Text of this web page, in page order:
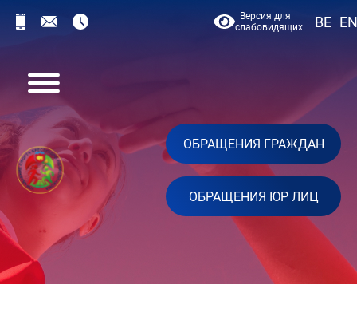
Версия для
слабовидящих
BE EN
ОБРАЩЕНИЯ ГРАЖДАН
ОБРАЩЕНИЯ ЮР ЛИЦ